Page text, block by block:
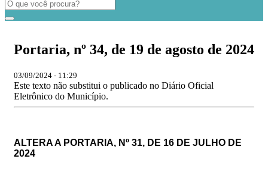
Portaria, nº 34, de 19 de agosto de 2024
03/09/2024 - 11:29
Este texto não substitui o publicado no Diário Oficial
Eletrônico do Município.
ALTERA A PORTARIA, Nº 31, DE 16 DE JULHO DE
2024